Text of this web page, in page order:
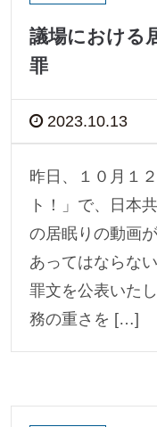
議場における
罪
2023.10.13
昨日、１０月１
ト！」で、日本
の居眠りの動画
あってはならな
罪文を公表いた
務の重さを […]